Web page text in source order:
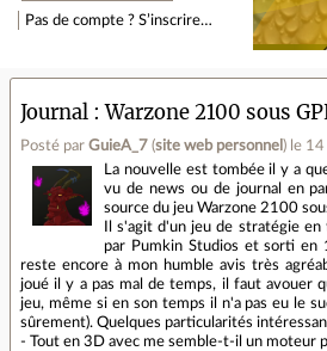
Pas de compte ? S’inscrire…
Journal Warzone 2100 sous
Posté par GuieA_7 (site web personnel ) le
La nouvelle est tombée il y a
vu de news ou de journal en
source du jeu Warzone 2100
Il s'agit d'un jeu de stratégie en
par Pumkin Studios et sorti
reste encore à mon humble avis très
joué il y a pas mal de temps, il faut avouer
jeu, même si en son temps il n'a pas eu le
sûrement). Quelques particularités
- Tout en 3D avec me semble-t-il un moteur